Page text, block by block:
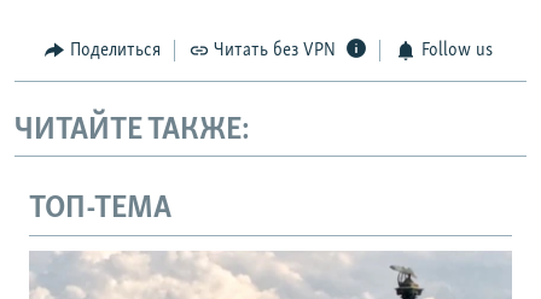
Поделиться Читать без VPN Follow us
ЧИТАЙТЕ ТАКЖЕ:
ТОП-ТЕМА